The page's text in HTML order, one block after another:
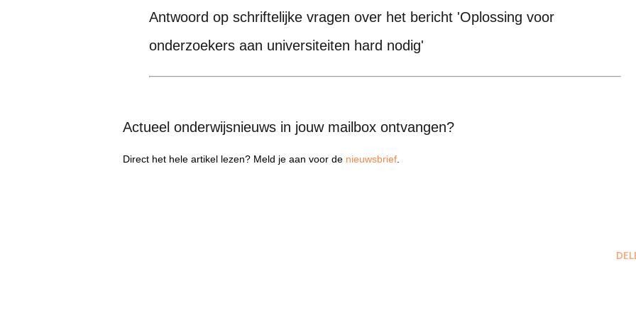
Antwoord op schriftelijke vragen over het bericht 'Oplossing voor
onderzoekers aan universiteiten hard nodig'
Actueel onderwijsnieuws in jouw mailbox ontvangen?
Direct het hele artikel lezen? Meld je aan voor de nieuwsbrief